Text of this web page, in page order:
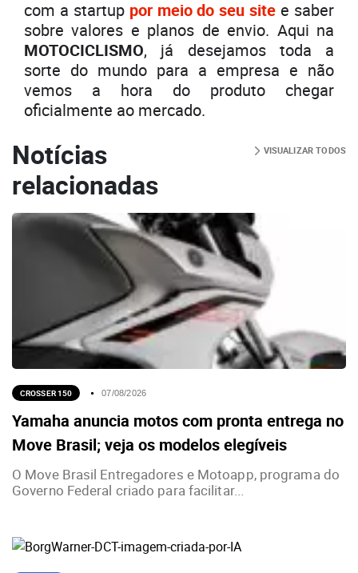
com a startup por meio do seu site e saber
sobre valores e planos de envio. Aqui na
MOTOCICLISMO, já desejamos toda a
sorte do mundo para a empresa e não
vemos a hora do produto chegar
oficialmente ao mercado.
Notícias
relacionadas
VISUALIZAR TODOS
CROSSER 150 07/08/2026
Yamaha anuncia motos com pronta entrega no
Move Brasil; veja os modelos elegíveis
O Move Brasil Entregadores e Motoapp, programa do
Governo Federal criado para facilitar...